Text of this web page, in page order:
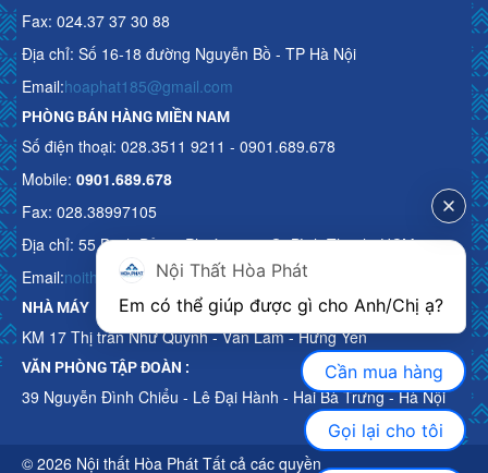
Fax: 024.37 37 30 88
Địa chỉ: Số 16-18 đường Nguyễn Bồ - TP Hà Nội
Email:hoaphat185@gmail.com
PHÒNG BÁN HÀNG MIỀN NAM
Số điện thoại: 028.3511 9211 - 0901.689.678
Mobile: 0901.689.678
Fax: 028.38997105
Địa chỉ: 55 Bạch Đằng, Phường 15, Q. Bình Thạnh, HCM
Email:noithathoaphattot@gmail.com
NHÀ MÁY
KM 17 Thị trấn Như Quỳnh - Văn Lâm - Hưng Yên
VĂN PHÒNG TẬP ĐOÀN :
39 Nguyễn Đình Chiểu - Lê Đại Hành - Hai Bà Trưng - Hà Nội
© 2026 Nội thất Hòa Phát Tất cả các quyền
Nội Thất Hòa Phát
Cần mua hàng
Gọi lại cho tôi